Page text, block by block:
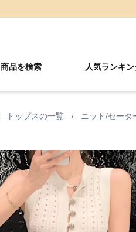
商品を検索 人気ランキン
トップスの一覧 › ニット/セータ